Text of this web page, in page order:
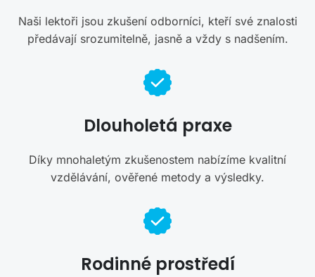
Naši lektoři jsou zkušení odborníci, kteří své znalosti
předávají srozumitelně, jasně a vždy s nadšením.
Dlouholetá praxe
Díky mnohaletým zkušenostem nabízíme kvalitní
vzdělávání, ověřené metody a výsledky.
Rodinné prostředí